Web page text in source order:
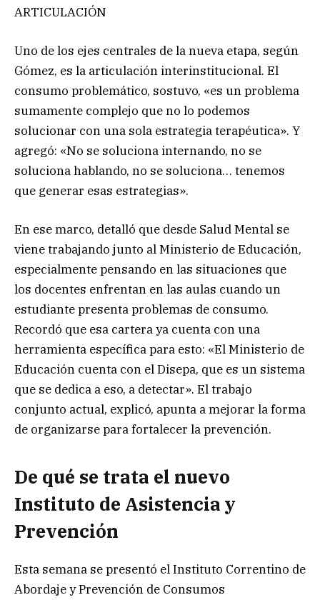
ARTICULACIÓN
Uno de los ejes centrales de la nueva etapa, según
Gómez, es la articulación interinstitucional. El
consumo problemático, sostuvo, «es un problema
sumamente complejo que no lo podemos
solucionar con una sola estrategia terapéutica». Y
agregó: «No se soluciona internando, no se
soluciona hablando, no se soluciona… tenemos
que generar esas estrategias».
En ese marco, detalló que desde Salud Mental se
viene trabajando junto al Ministerio de Educación,
especialmente pensando en las situaciones que
los docentes enfrentan en las aulas cuando un
estudiante presenta problemas de consumo.
Recordó que esa cartera ya cuenta con una
herramienta específica para esto: «El Ministerio de
Educación cuenta con el Disepa, que es un sistema
que se dedica a eso, a detectar». El trabajo
conjunto actual, explicó, apunta a mejorar la forma
de organizarse para fortalecer la prevención.
De qué se trata el nuevo
Instituto de Asistencia y
Prevención
Esta semana se presentó el Instituto Correntino de
Abordaje y Prevención de Consumos